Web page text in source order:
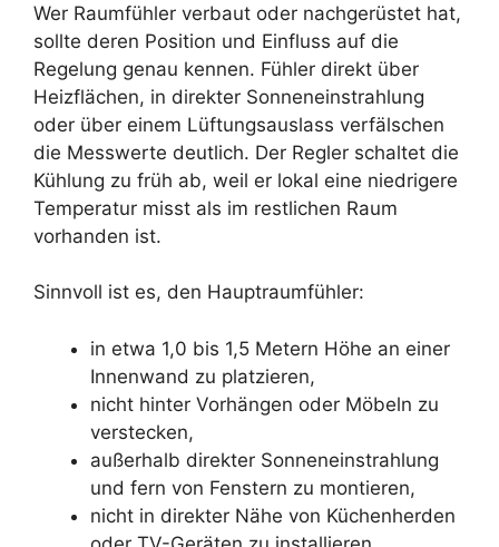
Wer Raumfühler verbaut oder nachgerüstet hat,
sollte deren Position und Einfluss auf die
Regelung genau kennen. Fühler direkt über
Heizflächen, in direkter Sonneneinstrahlung
oder über einem Lüftungsauslass verfälschen
die Messwerte deutlich. Der Regler schaltet die
Kühlung zu früh ab, weil er lokal eine niedrigere
Temperatur misst als im restlichen Raum
vorhanden ist.
Sinnvoll ist es, den Hauptraumfühler:
in etwa 1,0 bis 1,5 Metern Höhe an einer
Innenwand zu platzieren,
nicht hinter Vorhängen oder Möbeln zu
verstecken,
außerhalb direkter Sonneneinstrahlung
und fern von Fenstern zu montieren,
nicht in direkter Nähe von Küchenherden